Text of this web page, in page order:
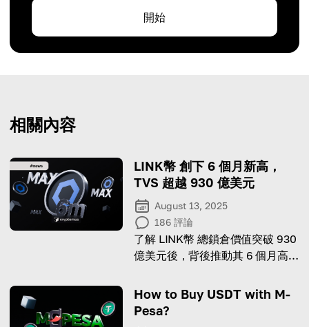
開始
相關內容
LINK幣 創下 6 個月新高，
TVS 超越 930 億美元
August 13, 2025
186 評論
了解 LINK幣 總鎖倉價值突破 930
億美元後，背後推動其 6 個月高點
How to Buy USDT with M-
Pesa?